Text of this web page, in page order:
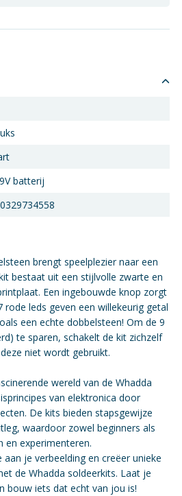
batterij
brengt speelplezier naar een
bestaat uit een stijlvolle zwarte en
Een ingebouwde knop zorgt
leds geven een willekeurig getal
een echte dobbelsteen! Om de 9
te sparen, schakelt de kit zichzelf
niet wordt gebruikt.
wereld van de Whadda
van elektronica door
De kits bieden stapsgewijze
waardoor zowel beginners als
en experimenteren.
je verbeelding en creëer unieke
de Whadda soldeerkits. Laat je
bouw iets dat echt van jou is!